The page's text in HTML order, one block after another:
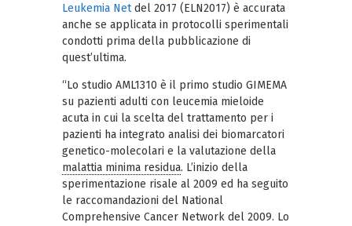
Leukemia Netdel 2017 (ELN2017) è accurata
anche se applicata in protocolli sperimentali
condotti prima della pubblicazione di
quest’ultima.
“Lo studio AML1310 è il primo studio GIMEMA
su pazienti adulti con leucemia mieloide
acuta in cui la scelta del trattamento per i
pazienti ha integrato analisi dei biomarcatori
genetico-molecolari e la valutazione della
malattia minima residua. L’inizio della
sperimentazione risale al 2009 ed ha seguito
le raccomandazioni del National
Comprehensive Cancer Network del 2009. Lo